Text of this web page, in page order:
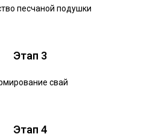
песчаной подушки
Этап 3
свай
Этап 4